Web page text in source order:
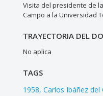
Visita del presidente de
Campo a la Universidad
TRAYECTORIA DEL
No aplica
TAGS
1958 Carlos Ibáñez del